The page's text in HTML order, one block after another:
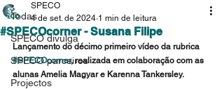
Todas
SPECO divulga
SPECO parceiros
Projectos
#SPECOcorner - Susana Filipe
SPECO
4 de set. de 2024 1 min de leitura
Lançamento do décimo primeiro vídeo da rubrica
#SPECOcorner, realizada em colaboração com as
alunas Amelia Magyar e Karenna Tankersley.